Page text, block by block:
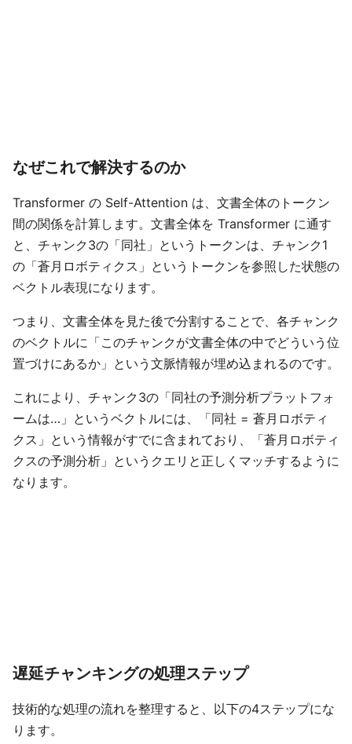
なぜこれで解決するのか
Transformer の Self-Attention は、文書全体のトークン
間の関係を計算します。文書全体を Transformer に通す
と、チャンク3の「同社」というトークンは、チャンク1
の「蒼月ロボティクス」というトークンを参照した状態の
ベクトル表現になります。
つまり、文書全体を見た後で分割することで、各チャンク
のベクトルに「このチャンクが文書全体の中でどういう位
置づけにあるか」という文脈情報が埋め込まれるのです。
これにより、チャンク3の「同社の予測分析プラットフォ
ームは…」というベクトルには、「同社 = 蒼月ロボティ
クス」という情報がすでに含まれており、「蒼月ロボティ
クスの予測分析」というクエリと正しくマッチするように
なります。
遅延チャンキングの処理ステップ
技術的な処理の流れを整理すると、以下の4ステップにな
ります。